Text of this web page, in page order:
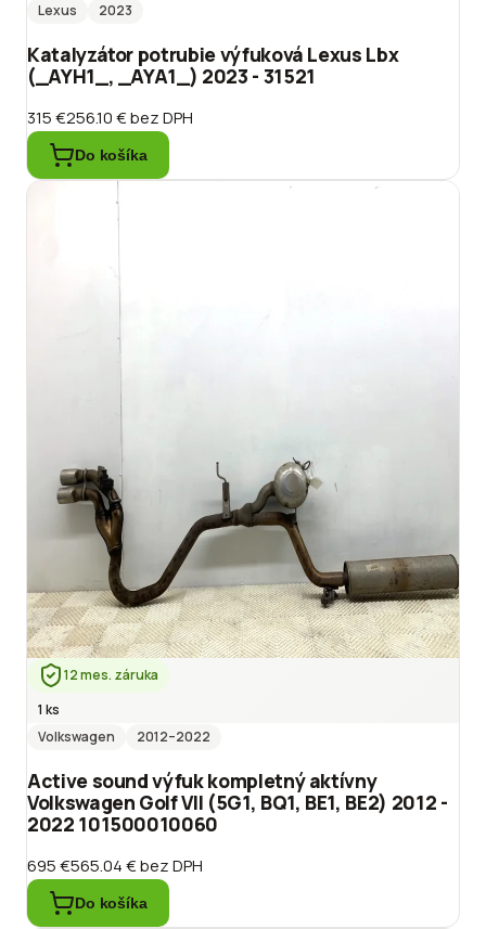
Lexus 2023
Katalyzátor potrubie výfuková Lexus Lbx
(_AYH1_, _AYA1_) 2023 - 31521
315 €256.10 €bez DPH
Do košíka
12 mes. záruka
1 ks
Volkswagen
2012–2022
Active sound výfuk kompletný aktívny
Volkswagen Golf VII (5G1, BQ1, BE1, BE2) 2012 -
2022 101500010060
695 €565.04 €bez DPH
Do košíka